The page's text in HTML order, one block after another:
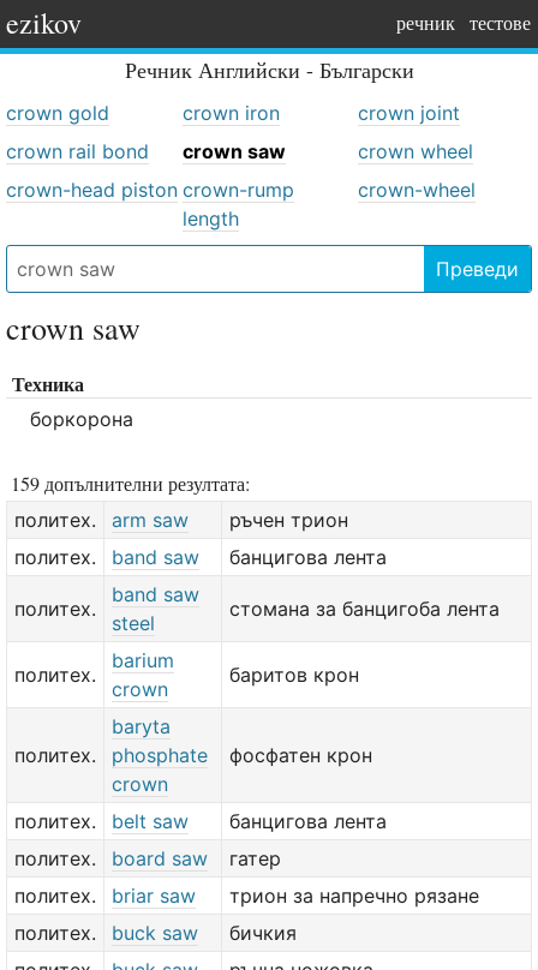
ezikov речник тестове
Речник Английски - Български
crown gold crown iron
crown joint
crown rail bond
crown saw
crown wheel
crown-head piston crown-rump
length
crown-wheel
Преведи
crown saw
Техника
боркорона
159 допълнителни резултата:
политех. arm saw
ръчен трион
политех.
band saw банцигова лента
политех.
band saw
steel
стомана за банцигоба лента
политех.
barium
crown
баритов крон
политех.
baryta
phosphate
crown
фосфатен крон
политех. belt saw
банцигова лента
политех.
board saw
гатер
политех.
briar saw
трион за напречно рязане
политех.
buck saw
бичкия